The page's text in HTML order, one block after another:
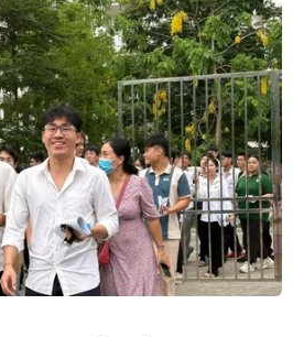
công nghệ Alibaba trong